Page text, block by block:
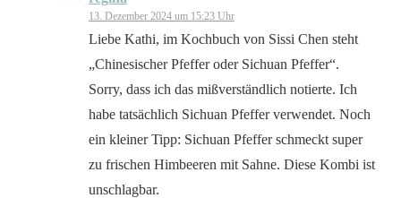
Das „Echte-Person“-Abzeichen!
Anti-Spam von CleanTalk
13. Dezember 2024 um 15:23 Uhr
Liebe Kathi, im Kochbuch von Sissi Chen steht
„Chinesischer Pfeffer oder Sichuan Pfeffer“.
Sorry, dass ich das mißverständlich notierte. Ich
habe tatsächlich Sichuan Pfeffer verwendet. Noch
ein kleiner Tipp: Sichuan Pfeffer schmeckt super
zu frischen Himbeeren mit Sahne. Diese Kombi ist
unschlagbar.